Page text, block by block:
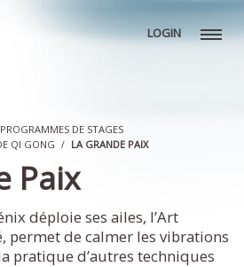
LOGIN
PROGRAMMES DE STAGES
QI GONG
LA GRANDE PAIX
Paix
déploie ses ailes, l’Art
permet de calmer les vibrations
pratique d’autres techniques